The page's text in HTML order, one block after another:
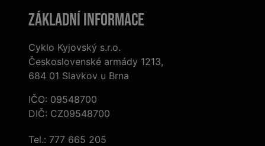
Základní informace
Cyklo Kyjovský s.r.o.
Československé armády 1213,
684 01 Slavkov u Brna
IČO: 09548700
DIČ: CZ09548700
Tel.: 777 665 205